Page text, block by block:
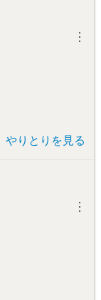
︙
やりとりを見る
︙